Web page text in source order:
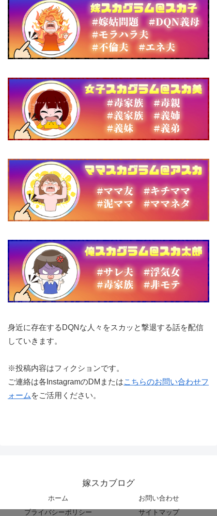
身近に存在するDQNな人々をスカッと撃退する話を配信
していきます。
※投稿内容はフィクションです。
ご連絡は各InstagramのDMまたはこちらのお問い合わせフ
ォーム をご活用ください。
嫁スカブログ
ホーム
お問い合わせ
プライバシーポリシー
サイトマップ